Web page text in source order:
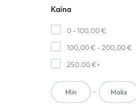
Kaina
0 -100,00€
100,00€ -200,00€
250,00€+